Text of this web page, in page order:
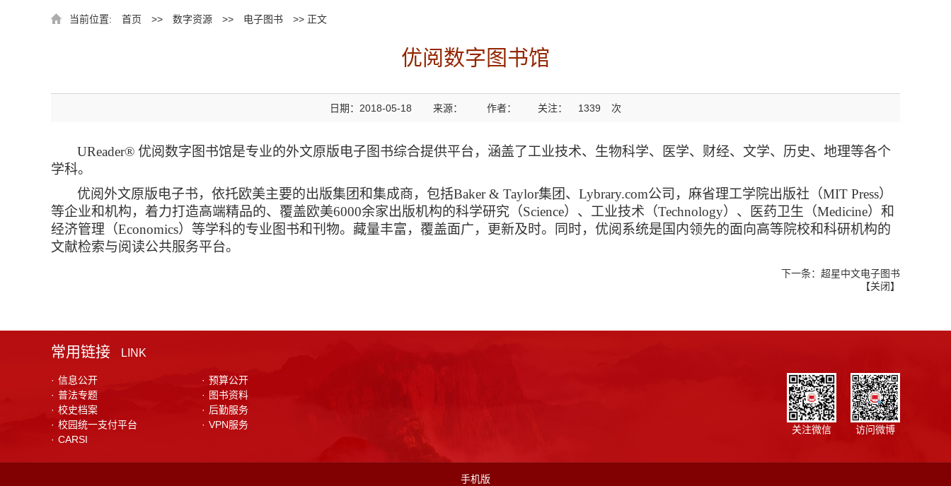
当前位置: 首页 >> 数字资源 >> 电子图书 >> 正文
优阅数字图书馆
日期：2018-05-18 来源： 作者： 关注： 1339 次
UReader® 优阅数字图书馆是专业的外文原版电子图书综合提供平台，涵盖了工业技术、生物科学、医学、财经、文学、历史、地理等各个
学科。
优阅外文原版电子书，依托欧美主要的出版集团和集成商，包括Baker & Taylor集团、 Lybrary.com公司，麻省理工学院出版社（MIT Press）
等企业和机构，着力打造高端精品的、覆盖欧美6000余家出版机构的科学研究（Science）、工业技术（Technology）、医药卫生（Medicine）和
经济管理（Economics）等学科的专业图书和刊物。藏量丰富，覆盖面广，更新及时。同时，优阅系统是国内领先的面向高等院校和科研机构的
文献检索与阅读公共服务平台。
下一条： 超星中文电子图书
【关闭】
常用链接 LINK
· 信息公开 · 预算公开
· 普法专题 · 图书资料
· 校史档案 · 后勤服务
· 校园统一支付平台 · VPN服务
· CARSI
访问微博
关注微信
手机版